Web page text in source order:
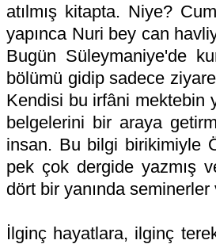
atılmış kitapta. Niye?
yapınca Nuri bey can
Bugün Süleymaniye'de
bölümü gidip sadece
Kendisi bu irfâni mektebin
belgelerini bir araya
insan. Bu bilgi birikimiyle
pek çok dergide yazmış
dört bir yanında
İlginç hayatlara, ilginç